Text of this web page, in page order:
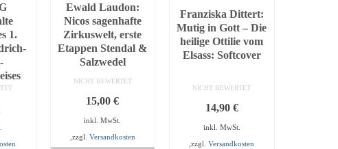
1.
Ewald Laudon:
Nicos sagenhafte
Zirkuswelt, erste
Etappen Stendal &
Salzwedel
NICHT BEWERTET
15,00€
inkl. MwSt.
,zzgl. Versandkosten
Franziska Dittert:
Mutig in Gott – Die
heilige Ottilie vom
Elsass: Softcover
NICHT BEWERTET
14,90 €
inkl. MwSt.
,zzgl.Versandkosten